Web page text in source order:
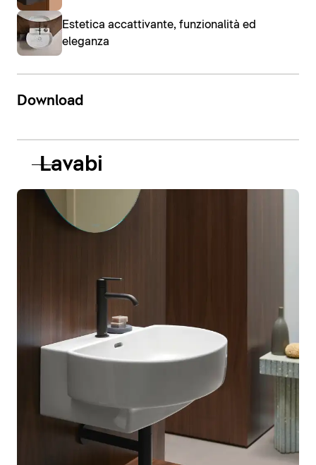
Estetica accattivante, funzionalità ed
eleganza
Download
Lavabi